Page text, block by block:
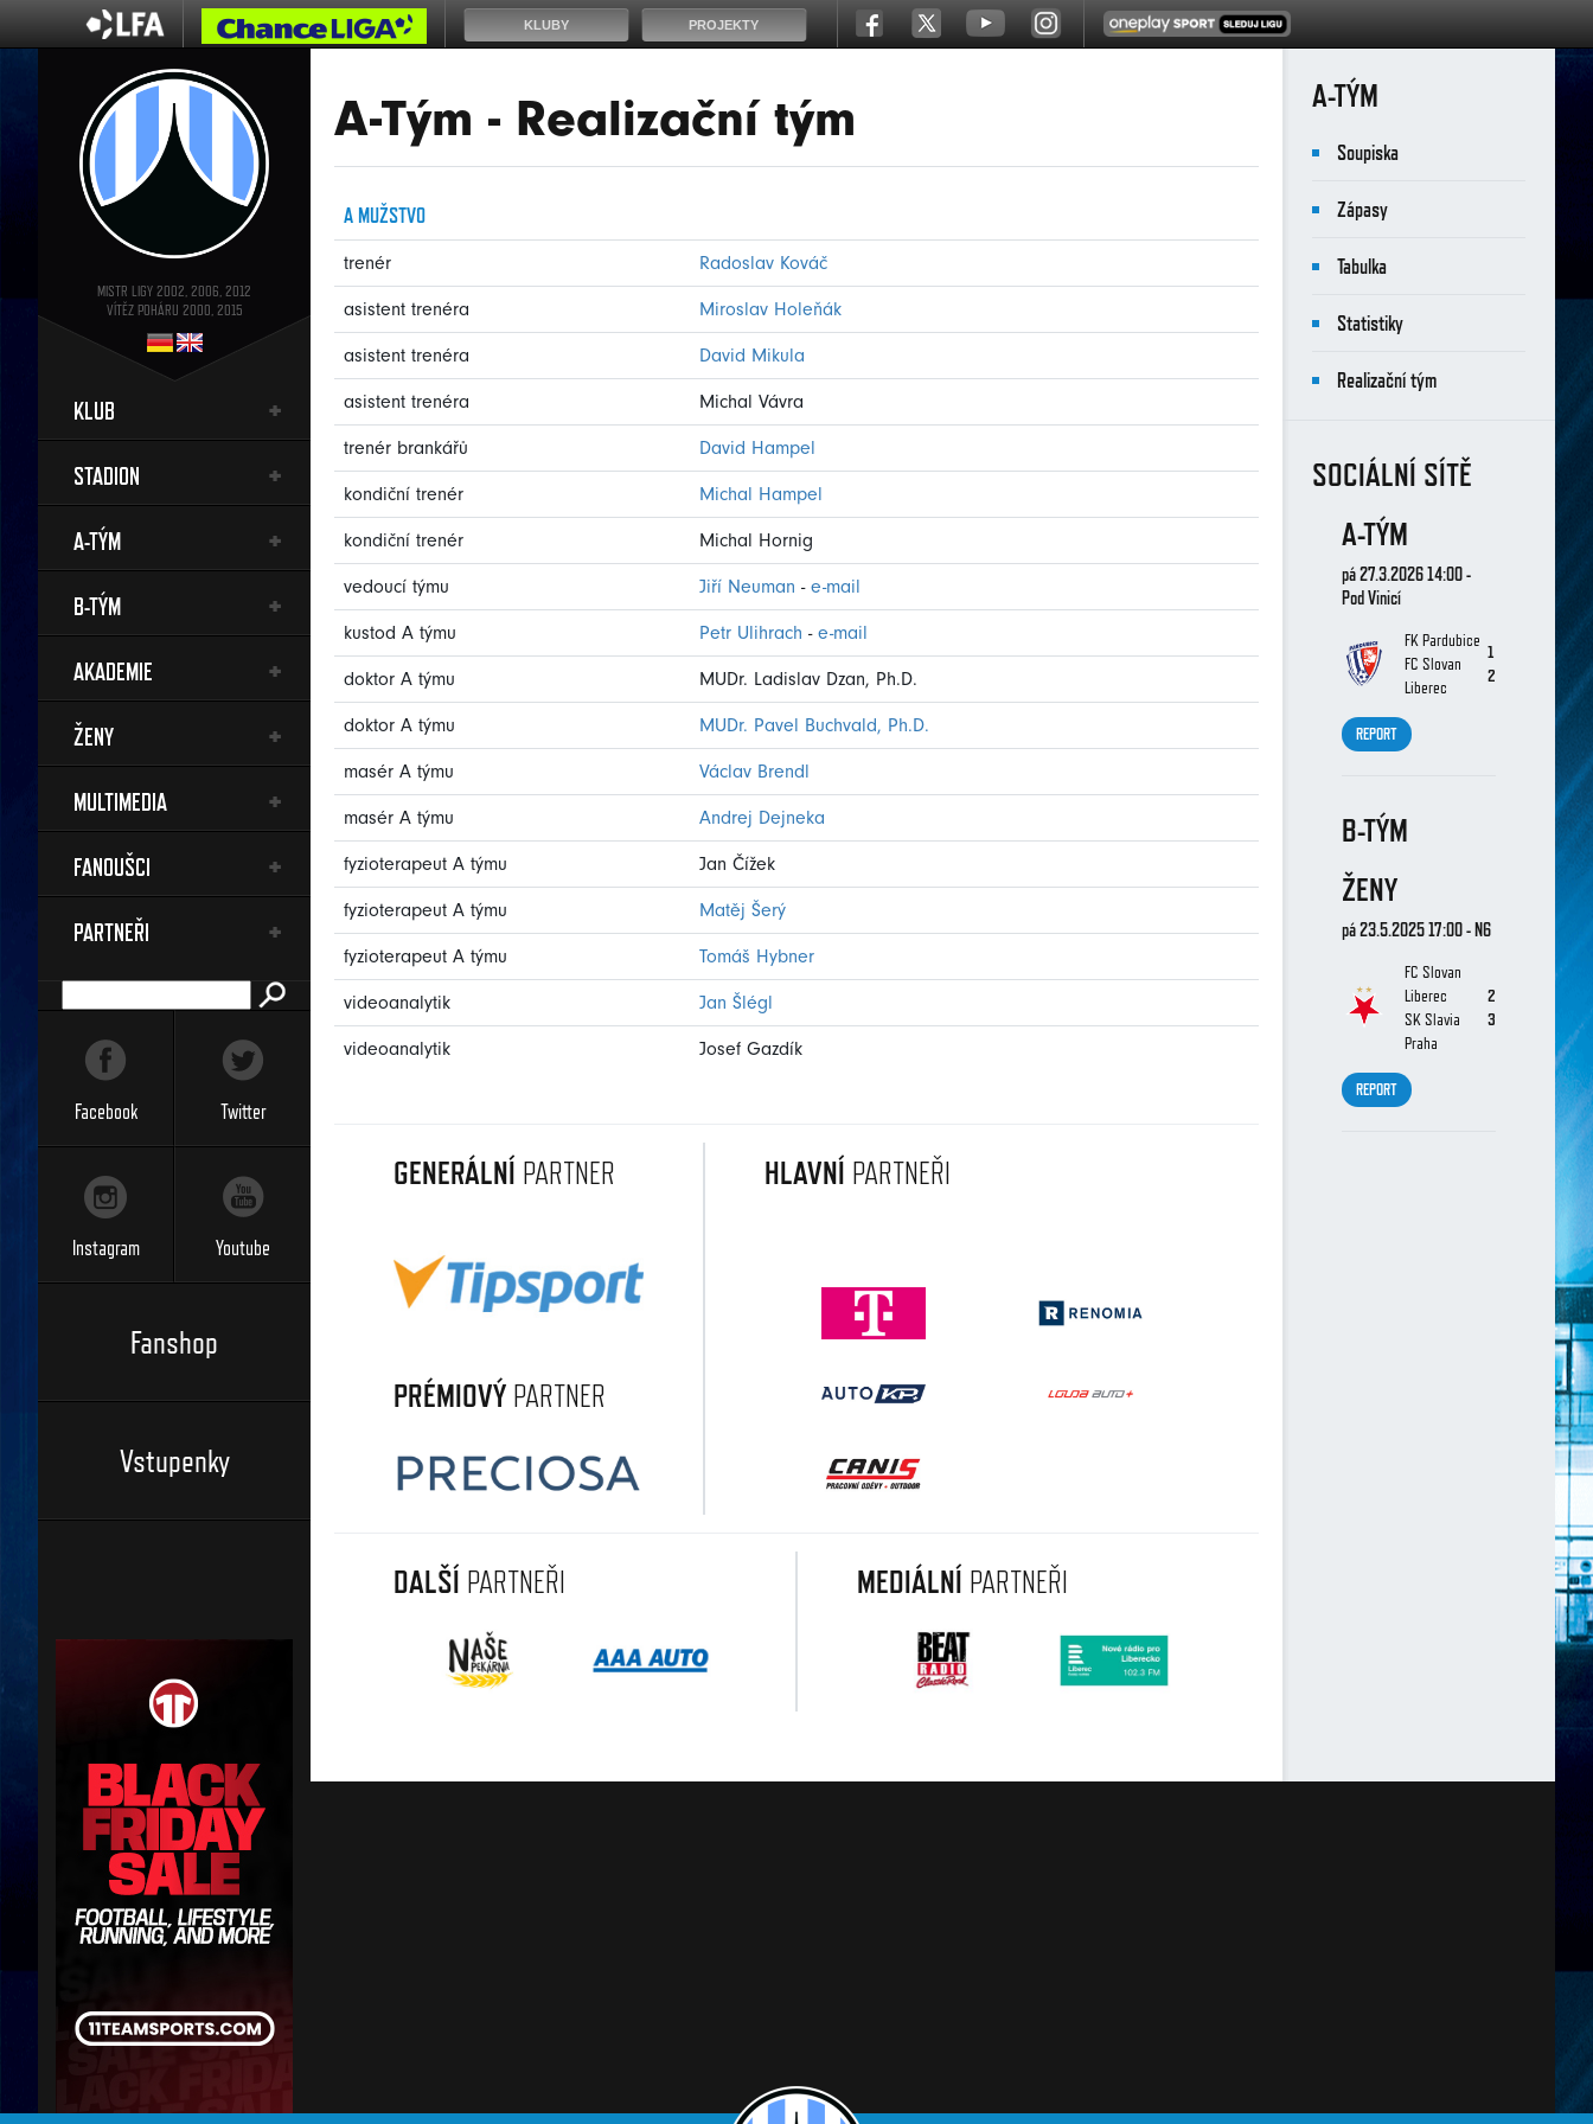
MISTR LIGY 2002, 2006, 2012
VÍTĚZ POHÁRU 2000, 2015
KLUB
STADION
A-TÝM
B-TÝM
AKADEMIE
ŽENY
MULTIMEDIA
FANOUŠCI
PARTNEŘI
Facebook Twitter
Instagram Youtube
Fanshop
Vstupenky
A-Tým - Realizační tým
A MUŽSTVO
trenér Radoslav Kováč
asistent trenéra Miroslav Holeňák
asistent trenéra David Mikula
asistent trenéra Michal Vávra
trenér brankářů David Hampel
kondiční trenér Michal Hampel
kondiční trenér Michal Hornig
vedoucí týmu Jiří Neuman - e-mail
kustod A týmu Petr Ulihrach - e-mail
doktor A týmu MUDr. Ladislav Dzan, Ph.D.
doktor A týmu MUDr. Pavel Buchvald, Ph.D.
masér A týmu Václav Brendl
masér A týmu Andrej Dejneka
fyzioterapeut A týmu Jan Čížek
fyzioterapeut A týmu Matěj Šerý
fyzioterapeut A týmu Tomáš Hybner
videoanalytik Jan Šlégl
videoanalytik Josef Gazdík
GENERÁLNÍ PARTNER
PRÉMIOVÝ PARTNER
HLAVNÍ PARTNEŘI
DALŠÍ PARTNEŘI MEDIÁLNÍ PARTNEŘI
A-TÝM
Soupiska
Zápasy
Tabulka
Statistiky
Realizační tým
SOCIÁLNÍ SÍTĚ
A-TÝM
pá 27.3.2026 14:00 -
Pod Vinicí
FK Pardubice
FC Slovan
Liberec
1
2
REPORT
B-TÝM
ŽENY
pá 23.5.2025 17:00 - N6
FC Slovan
Liberec
SK Slavia
Praha
2
3
REPORT
KLUBY PROJEKTY